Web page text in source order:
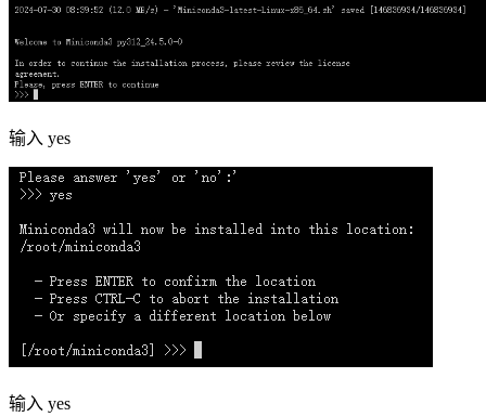
输入 yes
输入 yes